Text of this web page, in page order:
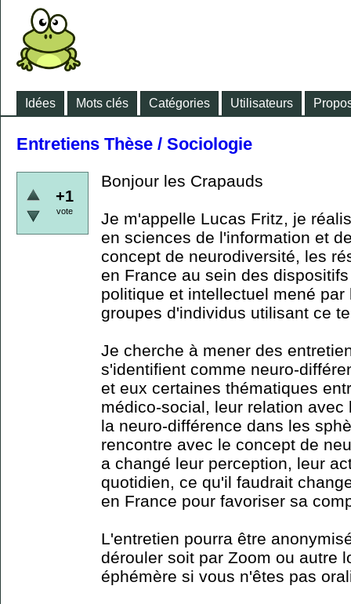
Idées Mots clés Catégories Utilisateurs
Entretiens Thèse / Sociologie
+1
vote
Bonjour les Crapauds
Je m'appelle Lucas Fritz, je
en sciences de l'information et
concept de neurodiversité, les
en France au sein des
politique et intellectuel mené
groupes d'individus utilisant ce
Je cherche à mener des
s'identifient comme neuro-
et eux certaines thématiques
médico-social, leur relation
la neuro-différence dans les
rencontre avec le concept de
a changé leur perception, leur
quotidien, ce qu'il faudrait
en France pour favoriser sa
L'entretien pourra être
dérouler soit par Zoom ou autre
éphémère si vous n'êtes pas